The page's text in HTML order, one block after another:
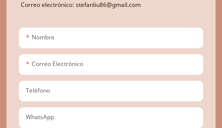
Correo electrónico: stefanliu86@gmail.com
Nombre
Correo Electrónico
Teléfono
WhatsApp